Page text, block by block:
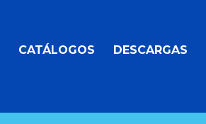
CATÁLOGOS DESCARGAS
productos